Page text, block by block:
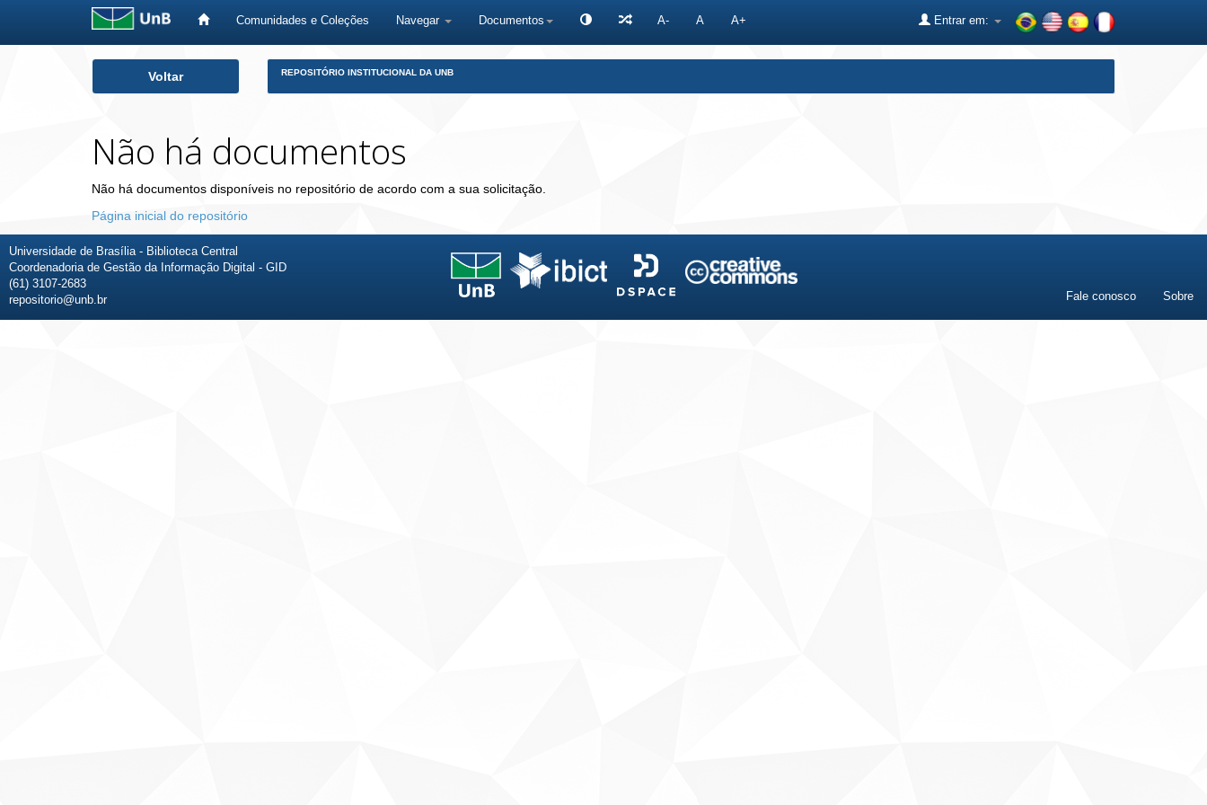
Comunidades e Coleções Navegar Documentos A- A A+ Entrar em:
Voltar REPOSITÓRIO INSTITUCIONAL DA UNB
Não há documentos
Não há documentos disponíveis no repositório de acordo com a sua solicitação.
Página inicial do repositório
Universidade de Brasília - Biblioteca Central
Coordenadoria de Gestão da Informação Digital - GID
(61) 3107-2683
repositorio@unb.br
Fale conosco Sobre